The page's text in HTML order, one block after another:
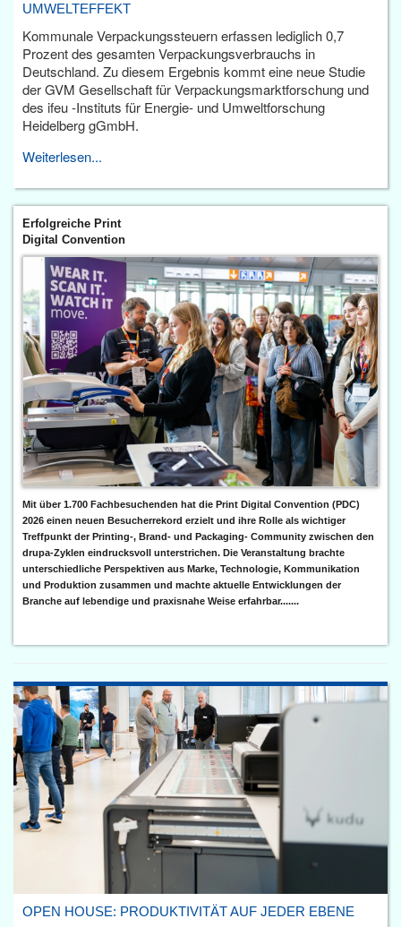
UMWELTEFFEKT
Kommunale Verpackungssteuern erfassen lediglich 0,7
Prozent des gesamten Verpackungsverbrauchs in
Deutschland. Zu diesem Ergebnis kommt eine neue Studie
der GVM Gesellschaft für Verpackungsmarktforschung und
des ifeu -Instituts für Energie- und Umweltforschung
Heidelberg gGmbH.
Weiterlesen...
Erfolgreiche Print
Digital Convention
Mit über 1.700 Fachbesuchenden hat die Print Digital Convention (PDC)
2026 einen neuen Besucherrekord erzielt und ihre Rolle als wichtiger
Treffpunkt der Printing-, Brand- und Packaging- Community zwischen den
drupa-Zyklen eindrucksvoll unterstrichen. Die Veranstaltung brachte
unterschiedliche Perspektiven aus Marke, Technologie, Kommunikation
und Produktion zusammen und machte aktuelle Entwicklungen der
Branche auf lebendige und praxisnahe Weise erfahrbar.......
OPEN HOUSE: PRODUKTIVITÄT AUF JEDER EBENE